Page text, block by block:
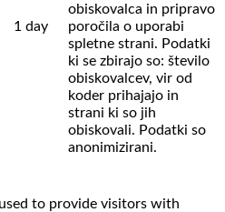
1 day
obiskovalca in pripravo
poročila o uporabi
spletne strani. Podatki
ki se zbirajo so: število
obiskovalcev, vir od
koder prihajajo in
strani ki so jih
obiskovali. Podatki so
anonimizirani.
to provide visitors with